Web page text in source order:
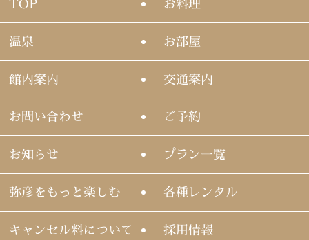
TOP お料理
温泉 お部屋
館内案内 交通案内
お問い合わせ ご予約
お知らせ プラン一覧
弥彦をもっと楽しむ 各種レンタル
キャンセル料について 採用情報